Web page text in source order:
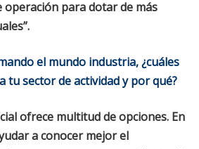
operación para dotar de más
el mundo industria, ¿cuáles
tu sector de actividad y por qué?
ofrece multitud de opciones. En
a conocer mejor el